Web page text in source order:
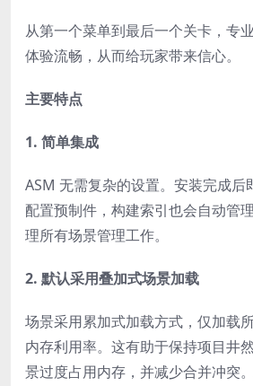
从第一个菜单到最后一个关卡，专
体验流畅，从而给玩家带来信心。
主要特点
1. 简单集成
ASM 无需复杂的设置。安装完成后
配置预制件，构建索引也会自动管
理所有场景管理工作。
2. 默认采用叠加式场景加载
场景采用累加式加载方式，仅加载
内存利用率。这有助于保持项目井
景过度占用内存，并减少合并冲突